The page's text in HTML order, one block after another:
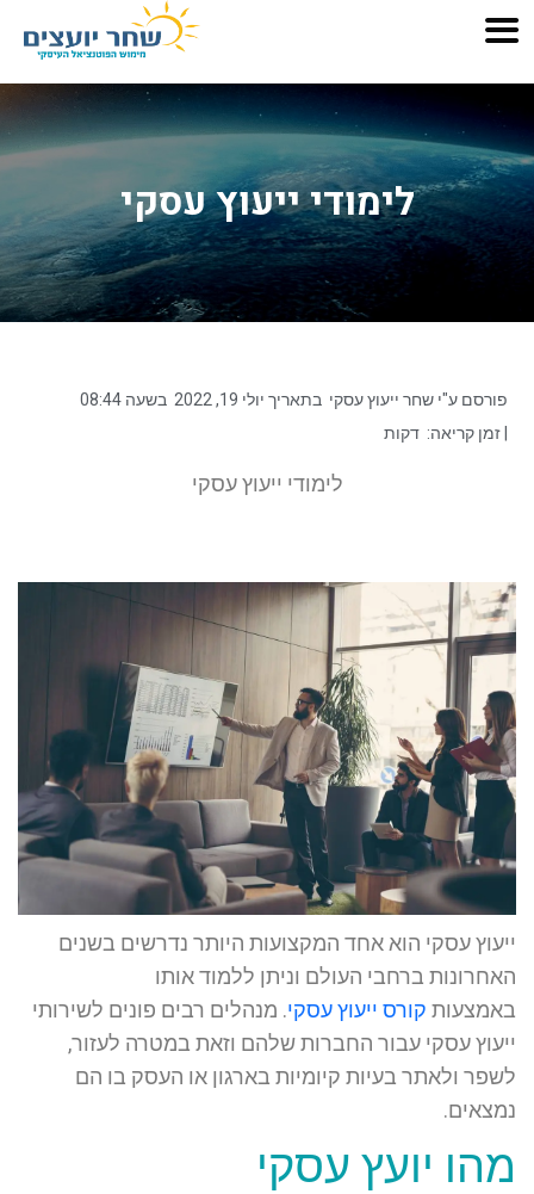
לימודי ייעוץ עסקי
פורסם ע"י שחר ייעוץ עסקי בתאריך יולי 19, 2022 בשעה
| זמן קריאה: דקות
לימודי ייעוץ עסקי
ייעוץ עסקי הוא אחד המקצועות היותר נדרשים בשנים
האחרונות ברחבי העולם וניתן ללמוד אותו
באמצעות קורס ייעוץ עסקי. מנהלים רבים פונים לשירותי
ייעוץ עסקי עבור החברות שלהם וזאת במטרה לעזור,
לשפר ולאתר בעיות קיומיות בארגון או העסק בו הם
נמצאים.
מהו יועץ עסקי